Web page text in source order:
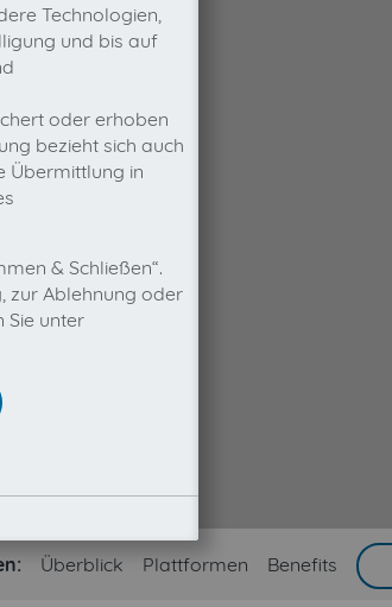
Überblick Plattformen Benefits
Technologien,
und bis auf
oder erhoben
bezieht sich auch
Übermittlung in
& Schließen“.
zur Ablehnung oder
Sie unter